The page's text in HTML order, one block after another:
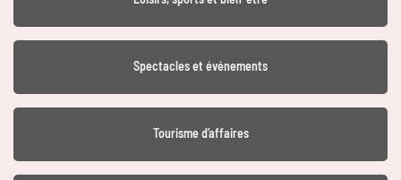
Spectacles et événements
Tourisme d’affaires